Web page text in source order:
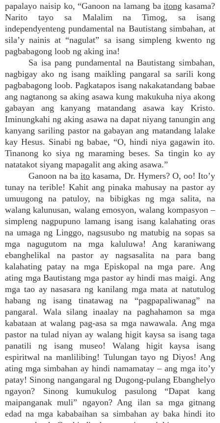
papalayo naisip ko, “Ganoon na lamang baitong kasama?
Narito tayo sa Malalim na Timog, sa isang
independyenteng pundamental na Bautistang simbahan, at
sila’y nainis at “nagulat” sa isang simpleng kwento ng
pagbabagong loob ng aking ina!
Sa isa pang pundamental na Bautistang simbahan,
nagbigay ako ng isang maikling pangaral sa sarili kong
pagbabagong loob. Pagkatapos isang nakakatandang babae
ang nagtanong sa aking asawa kung makukuha niya akong
gabayan ang kanyang matandang asawa kay Kristo.
Iminungkahi ng aking asawa na dapat niyang tanungin ang
kanyang sariling pastor na gabayan ang matandang lalake
kay Hesus. Sinabi ng babae, “O, hindi niya gagawin ito.
Tinanong ko siya ng maraming beses. Sa tingin ko ay
natatakot siyang mapagalit ang aking asawa.”
Ganoon na baito kasama, Dr. Hymers? O, oo! Ito’y
tunay na terible! Kahit ang pinaka mahusay na pastor ay
umuugong na patuloy, na bibigkas ng mga salita, na
walang kalunusan, walang emosyon, walang kompasyon –
simpleng nagpupuno lamang isang isang kalahating oras
na umaga ng Linggo, nagsusubo ng matubig na sopas sa
mga nagugutom na mga kaluluwa! Ang karaniwang
ebanghelikal na pastor ay nagsasalita na para bang
kalahating patay na mga Episkopal na mga pare. Ang
ating mga Bautistang mga pastor ay hindi mas maigi. Ang
mga tao ay nasasara ng kanilang mga mata at natutulog
habang ng isang tinatawag na “pagpapaliwanag” na
pangaral. Wala silang inaalay na paghahamon sa mga
kabataan at walang pag-asa sa mga nawawala. Ang mga
pastor na tulad niyan ay walang higit kaysa sa isang taga
panatili ng isang museo! Walang higit kaysa isang
espiritwal na manlilibing! Tulungan tayo ng Diyos! Ang
ating mga simbahan ay hindi namamatay – ang mga ito’y
patay! Sinong nangangaral ng Dugong-pulang Ebanghelyo
ngayon? Sinong kumukulog pasulong “Dapat kang
maipanganak muli” ngayon? Ang ilan sa mga gitnang
edad na mga kababaihan sa simbahan ay baka hindi ito